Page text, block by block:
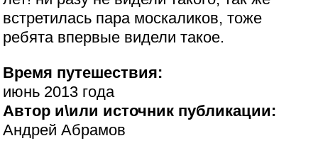
встретилась пара москаликов, тоже
ребята впервые видели такое.
Время путешествия:
июнь 2013 года
Автор и\или источник публикации:
Андрей Абрамов